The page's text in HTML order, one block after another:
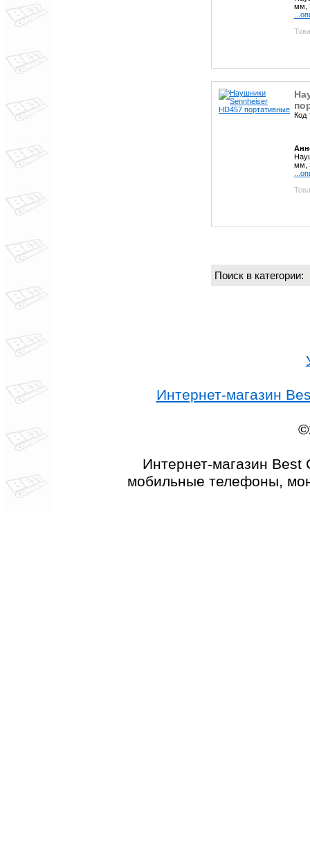
мм,
Код
мм,
Поиск в
Интернет-магазин
Интернет-магазин Best
мобильные телефоны,